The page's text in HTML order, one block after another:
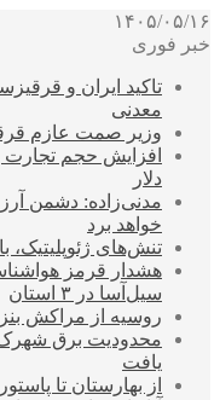
۱۴۰۵/۰۵/۱۶
خبر فوری
تاکید ایران و
معدنی
وزیر صمت عازم
دلار
مدنی‌زاده: دشمن
خواهد برد
تنش‌های ژئوپلیتیک،
سیل‌آسا در ۳ استان
روسیه از مراکش
محدودیت برق
یافت
از بهارستان تا